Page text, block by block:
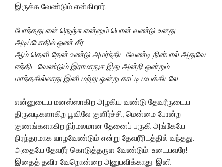
இருக்க வேண்டும் என்கிறார்.
போந்தது என் நெஞ்சு என்னும் பொன் வண்டு உனது
அடிப்போதில் ஒண் சீர்
ஆம் தெளி தேன் உண்டு அமர்ந்திட வேண்டி நின்பால் அதுவே
ஈந்திட வேண்டும் இராமாநுச இது அன்றி ஒன்றும்
மாந்தகில்லாது இனி மற்று ஒன்று காட்டி மயக்கிடலே
என்னுடைய மனஸ்ஸாகிற அழகிய வண்டு தேவரீருடைய
திருவடிகளாகிற பூவிலே குளிர்ச்சி, மென்மை போன்ற
குணங்களாகிற நிர்மலமான தேனைப் பருகி அங்கேயே
நிரந்தரமாக வாழவேண்டும் என்று தேவரீரிடத்தில் வந்தது.
அதையே தேவரீர் கொடுத்தருள வேண்டும். உடையவரே!
இதைத் தவிர வேறொன்றை அனுபவிக்காது. இனி